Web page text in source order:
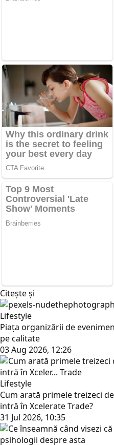
Citește și
Lifestyle
Piața organizării de
pe calitate
03 Aug 2026, 12:26
Lifestyle
Cum arată primele treizeci
intră în Xcelerate Trade?
31 Jul 2026, 10:35